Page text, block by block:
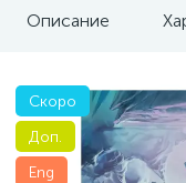
Описание
Скоро
Доп.
Eng